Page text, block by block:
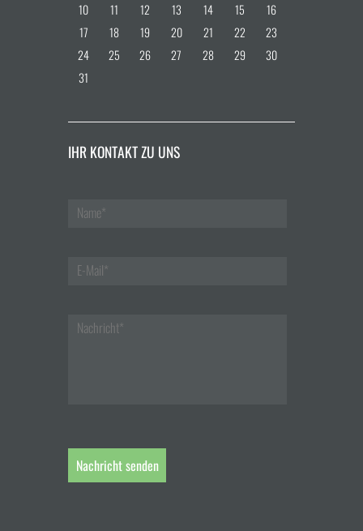
10
11 12 13 14 15
16
17
18 19 20 21 22
23
24
25 26 27 28 29
30
31
IHR KONTAKT ZU UNS